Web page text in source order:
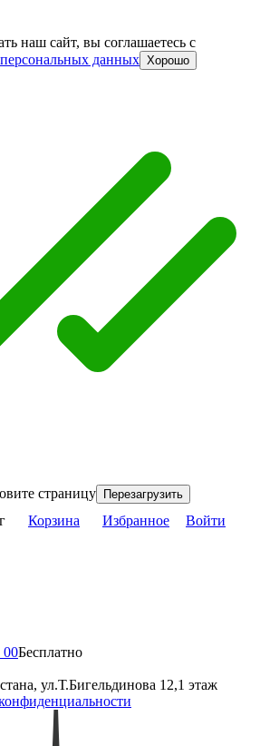
наш сайт, вы соглашаетесь c
данных Хорошо
страницу Перезагрузить
Корзина Избранное Войти
00Бесплатно
ул.Т.Бигельдинова 12,1 этаж